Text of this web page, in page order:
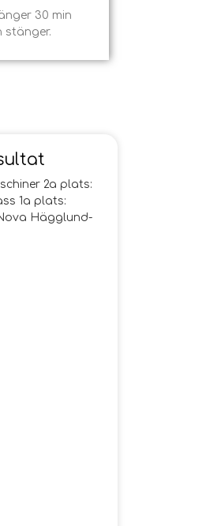
30 min
stänger.
2a plats:
1a plats:
Hägglund-